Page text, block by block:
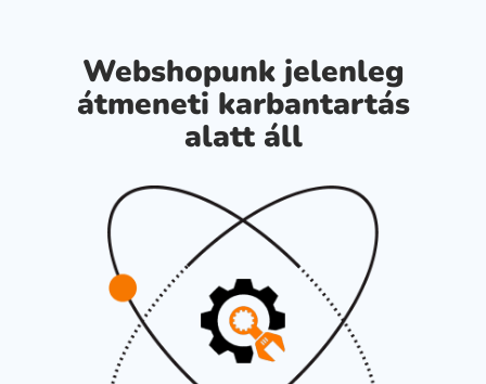
Webshopunk jelenleg
átmeneti karbantartás
alatt áll